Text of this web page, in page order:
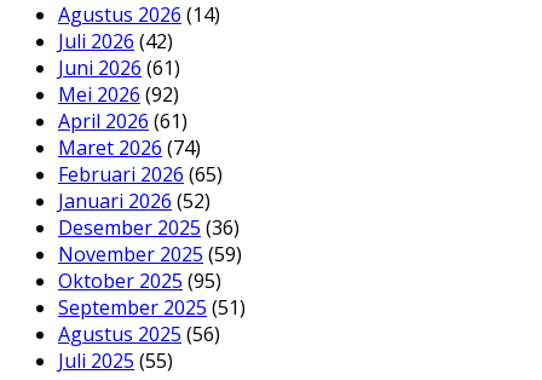
Agustus 2026 (14)
Juli 2026 (42)
Juni 2026 (61)
Mei 2026 (92)
April 2026 (61)
Maret 2026 (74)
Februari 2026 (65)
Januari 2026 (52)
Desember 2025 (36)
November 2025 (59)
Oktober 2025 (95)
September 2025 (51)
Agustus 2025 (56)
Juli 2025 (55)